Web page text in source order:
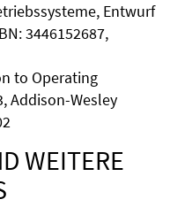
Entwurf
3446152687,
to Operating
Addison-Wesley
WEITERE